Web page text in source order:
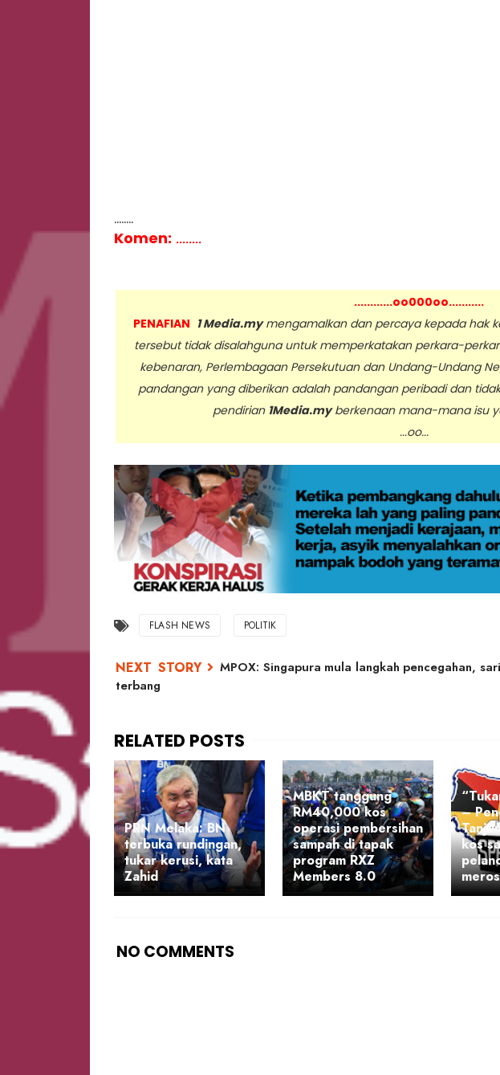
........
Komen: ........
............oo000oo...........
PENAFIAN 1 Media.mymengamalkan dan percaya kepada hak
tersebut tidak disalahguna untuk memperkatakan perkara-
kebenaran, Perlembagaan Persekutuan dan Undang-Undang
pandangan yang diberikan adalah pandangan peribadi dan
pendirian 1Media.myberkenaan mana-mana isu
...oo...
FLASH NEWS POLITIK
MPOX: Singapura mula langkah pencegahan,
terbang
PRN Melaka: BN
terbuka rundingan,
tukar kerusi, kata
Zahid
MBKT tanggung
RM40,000 kos
operasi pembersihan
sampah di tapak
program RXZ
Members 8.0
–
kos
NO COMMENTS